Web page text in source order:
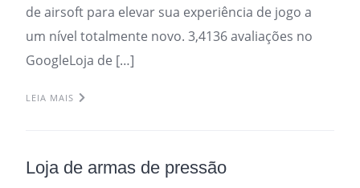
de airsoft para elevar sua experiência de jogo a
um nível totalmente novo. 3,4136 avaliações no
GoogleLoja de […]
LEIA MAIS
Loja de armas de pressão